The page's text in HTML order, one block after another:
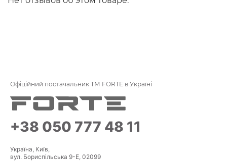
Офіційний постачальник ТМ FORTE в Україні
+38 050 777 48 11
Україна, Київ,
вул. Бориспільська 9-Е, 02099